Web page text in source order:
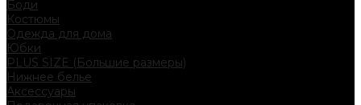
Боди
Костюмы
Одежда для дома
Юбки
PLUS SIZE (Большие размеры)
Нижнее белье
Аксессуары